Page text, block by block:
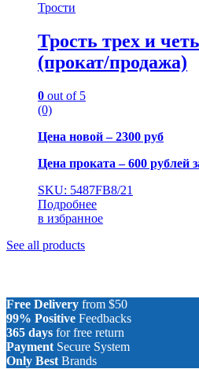
Трости
Трость трех и
(прокат/продажа)
0 out of 5
(0)
Цена новой – 2300 руб
Цена проката – 600 рублей
SKU: 5487FB8/21
Подробнее
в избранное
See all products
Free Delivery from $50
99% Positive Feedbacks
365 days for free return
Payment Secure System
Only Best Brands